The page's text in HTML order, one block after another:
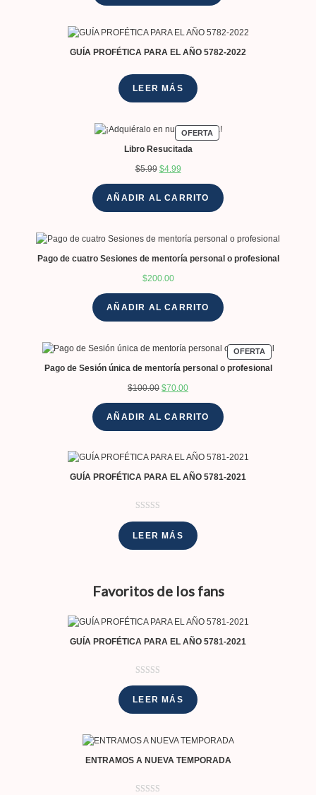
GUÍA PROFÉTICA PARA EL AÑO 5782-2022
LEER MÁS
OFERTA
Libro Resucitada
$5.99 $4.99
AÑADIR AL CARRITO
Pago de cuatro Sesiones de mentoría personal o profesional
$200.00
AÑADIR AL CARRITO
OFERTA
Pago de Sesión única de mentoría personal o profesional
$100.00 $70.00
AÑADIR AL CARRITO
GUÍA PROFÉTICA PARA EL AÑO 5781-2021
5.00de 5 en
LEER MÁS
Favoritos de los fans
GUÍA PROFÉTICA PARA EL AÑO 5781-2021
5.00de 5 en
de clientes
LEER MÁS
ENTRAMOS A NUEVA TEMPORADA